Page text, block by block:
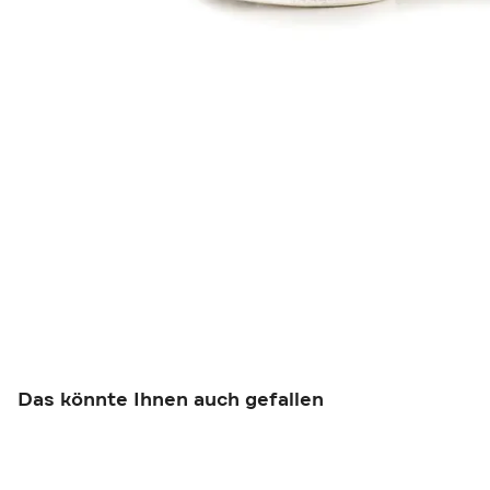
Das könnte Ihnen auch gefallen